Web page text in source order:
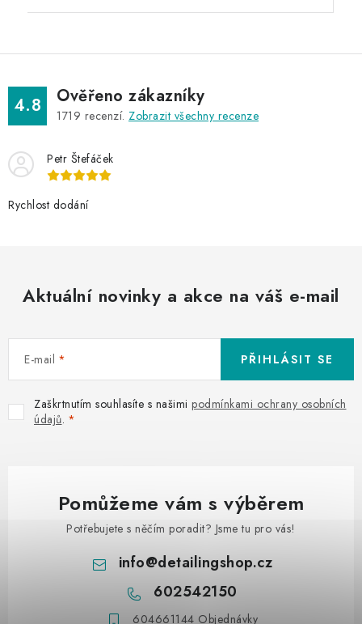
4.8 Ověřeno zákazníky
1719 recenzí. Zobrazit všechny recenze
Petr Štefáček
Rychlost dodání
Aktuální novinky a akce na váš e-mail
E-mail
Zaškrtnutím souhlasíte s našimi podmínkami ochrany osobních
údajů.
PŘIHLÁSIT SE
Pomůžeme vám s výběrem
Potřebujete s něčím poradit? Jsme tu pro vás!
info@detailingshop.cz
602542150
604661144 Objednávky